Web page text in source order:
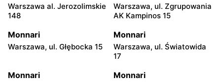
Warszawa al. Jerozolimskie
148
Warszawa, ul. Zgrupowania
AK Kampinos 15
Monnari
Warszawa, ul. Głębocka 15
Monnari
Warszawa, ul. Światowida
17
Monnari Monnari